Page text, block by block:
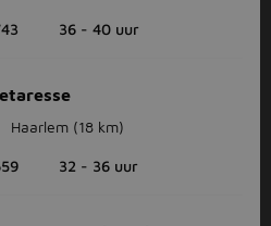
36 - 40 uur
Haarlem (18 km)
32 - 36 uur